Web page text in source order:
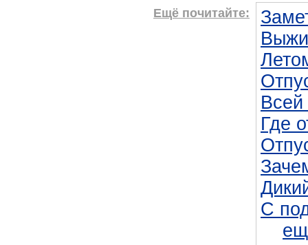
Ещё почитайте:
Где
С